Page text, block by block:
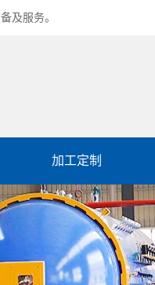
及服务。
加工定制